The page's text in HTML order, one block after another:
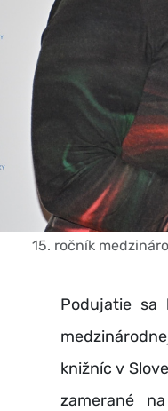
15. ročník
Podujatie sa
knižníc v
zamerané